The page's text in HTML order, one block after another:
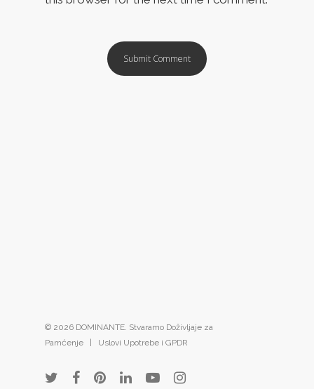
© 2026 DOMINANTE. Stvaramo Doživljaje za
Pamćenje | Uslovi Upotrebe i GPDR